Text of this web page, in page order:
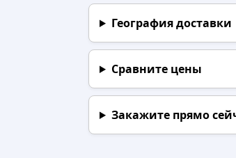
География доставки
Сравните цены
Закажите прямо